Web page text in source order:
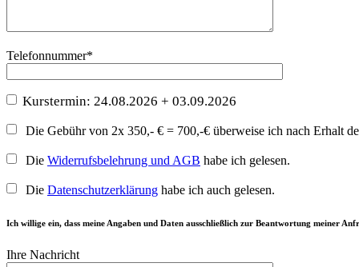
Telefonnummer*
Kurstermin: 24.08.2026 + 03.09.2026
Die Gebühr von 2x 350,- € = 700,-€ überweise ich nach Erhalt
Die Widerrufsbelehrung und AGB habe ich gelesen.
Die Datenschutzerklärung habe ich auch gelesen.
Ich willige ein, dass meine Angaben und Daten ausschließlich zur Beantwortung meiner
Ihre Nachricht